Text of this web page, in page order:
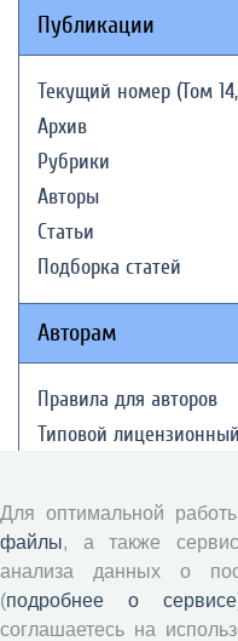
Публикации
Текущий номер (Том
Архив
Рубрики
Авторы
Статьи
Подборка статей
Авторам
Правила для авторов
Типовой
Согласие на
Авторские права
Рецензентам
Для оптимальной
файлы, а также
анализа данных о
(подробнее о сервисе
соглашаетесь на